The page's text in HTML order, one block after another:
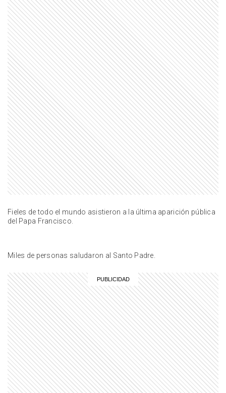
Fieles de todo el mundo asistieron a la última aparición pública
del Papa Francisco.
Miles de personas saludaron al Santo Padre.
ENTRETENIMIENTO
El noble gesto de Ernestina Pais
que salió a la luz tras su muerte y
conmovió a todos: "Se puso el
problema al hombro"
ENTRETENIMIENTO
De Ángel de Brito a José María
Muscari: el dolor de los famosos
por la muerte de Ernestina Pais
ENTRETENIMIENTO
Murió Felipe Staiti: la enfermedad
autoinmune que padecía el
fundador de 'Enanitos Verdes' y el
cuadro que habría terminado con
su vida
ACTUALIDAD
Tragedia en la ruta 76: se conoció
el verdadero motivo del viaje en el
Quique Mansilla y otros tres
Solari y reveló una impactante
asombradísimo"
ACTUALIDAD
Juan Manuel Fangio en GENTE: a
115 años de su nacimiento y 30 de
su partida, así fue la última nota
que brindó el Quíntuple
ENTRETENIMIENTO
El comunicado de Los
Fundamentalistas sobre el show
tras la muerte del Indio Solari: “No
va a ser fácil”